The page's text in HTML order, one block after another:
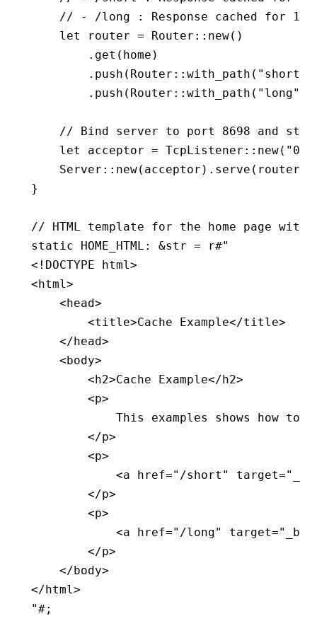
// - /long : Response cached for 1
    let
router = Router :: new()
        .
get (home)
        .
push (Router :: with_path ( "short"
        .
push (Router :: with_path ( "long"
// Bind server to port 8698 and
    let
acceptor = TcpListener :: new(
    Server
:: new(acceptor) . serve (router)
}
// HTML template for the home page
static HOME_HTML : &str = r#"
<!DOCTYPE html>
<html>
    <head>
        <title>Cache Example</title>
    </head>
    <body>
        <h2>Cache Example</h2>
        <p>
This examples shows how to
        </p>
        <p>
<a href="/short"
        </p>
        <p>
<a href="/long"
        </p>
    </body>
</html>
"#;